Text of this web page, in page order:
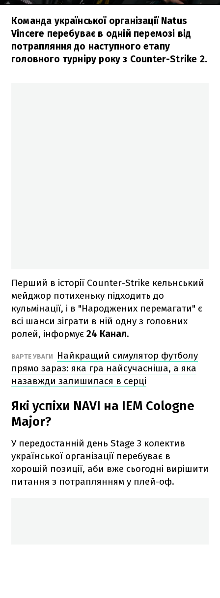
Команда української організації Natus
Vincere перебуває в одній перемозі від
потрапляння до наступного етапу
головного турніру року з Counter-Strike 2.
Перший в історії Counter-Strike кельнський
мейджор потихеньку підходить до
кульмінації, і в "Народжених перемагати" є
всі шанси зіграти в ній одну з головних
ролей, інформує 24 Канал.
ВАРТЕ УВАГИ
Найкращий симулятор футболу
прямо зараз: яка гра найсучасніша, а яка
назавжди залишилася в серці
Які успіхи NAVI на IEM Cologne
Major?
У передостанній день Stage 3 колектив
української організації перебуває в
хорошій позиції, аби вже сьогодні вирішити
питання з потраплянням у плей-оф.